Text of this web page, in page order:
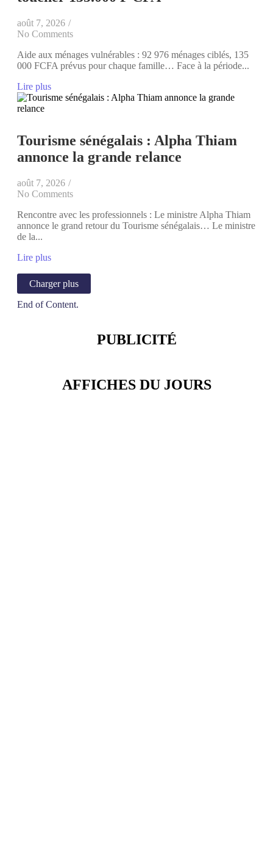
août 7, 2026 /
No Comments
​Aide aux ménages vulnérables : 92 976 ménages ciblés, 135
000 FCFA prévus pour chaque famille… Face à la période...
Lire plus
Tourisme sénégalais : Alpha Thiam
annonce la grande relance
août 7, 2026 /
No Comments
Rencontre avec les professionnels : Le ministre Alpha Thiam
annonce le grand retour du Tourisme sénégalais… Le ministre
de la...
Lire plus
Charger plus
End of Content.
PUBLICITÉ
AFFICHES DU JOURS